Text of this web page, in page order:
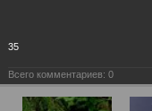
35
Всего комментариев: 0